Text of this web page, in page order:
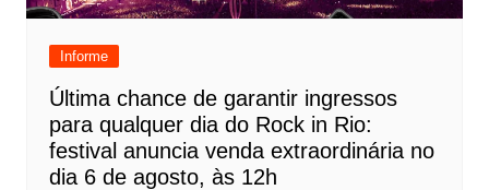
Informe
Última chance de garantir ingressos
para qualquer dia do Rock in Rio:
festival anuncia venda extraordinária no
dia 6 de agosto, às 12h